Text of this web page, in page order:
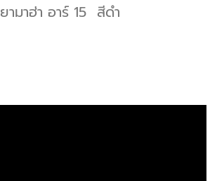
ยามาฮ่า อาร์ 15 สีดำ